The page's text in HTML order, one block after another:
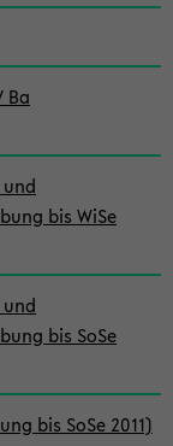
Ba
bis WiSe
bis SoSe
bis SoSe 2011)